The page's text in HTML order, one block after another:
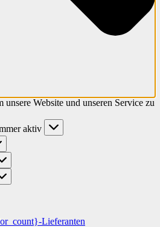
Website und unseren Service zu
aktiv
Lieferanten